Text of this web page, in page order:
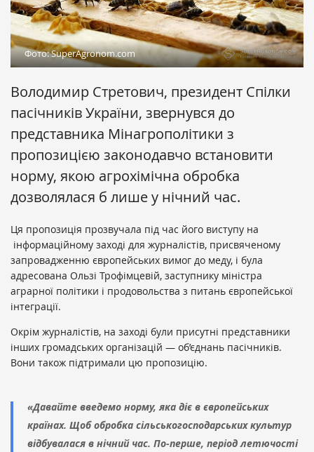
Фото: SuperAgronom.com
Володимир Стретович, президент Спілки
пасічників України, звернувся до
представника Мінагрополітики з
пропозицією законодавчо встановити
норму, якою агрохімічна обробка
дозволялася б лише у нічний час.
Ця пропозиція прозвучала під час його виступу на
інформаційному заході для журналістів, присвяченому
запровадженню європейських вимог до меду, і була
адресована Ользі Трофімцевій, заступнику міністра
аграрної політики і продовольства з питань європейської
інтеграції.
Окрім журналістів, на заході були присутні представники
інших громадських організацій — об’єднань пасічників.
Вони також підтримали цю пропозицію.
«Давайте введемо норму, яка діє в європейських
країнах. Щоб обробка сільськогосподарських культур
відбувалася в нічний час. По-перше, період летючості